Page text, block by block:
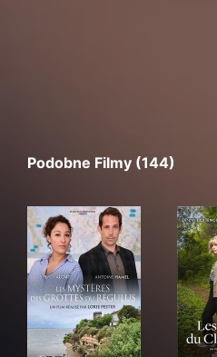
Podobne Filmy (144)